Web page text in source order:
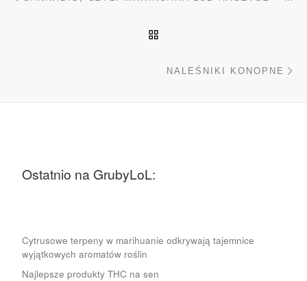
NALEŚNIKI KONOPNE
Ostatnio na GrubyLoL:
Cytrusowe terpeny w marihuanie odkrywają tajemnice
wyjątkowych aromatów roślin
Najlepsze produkty THC na sen